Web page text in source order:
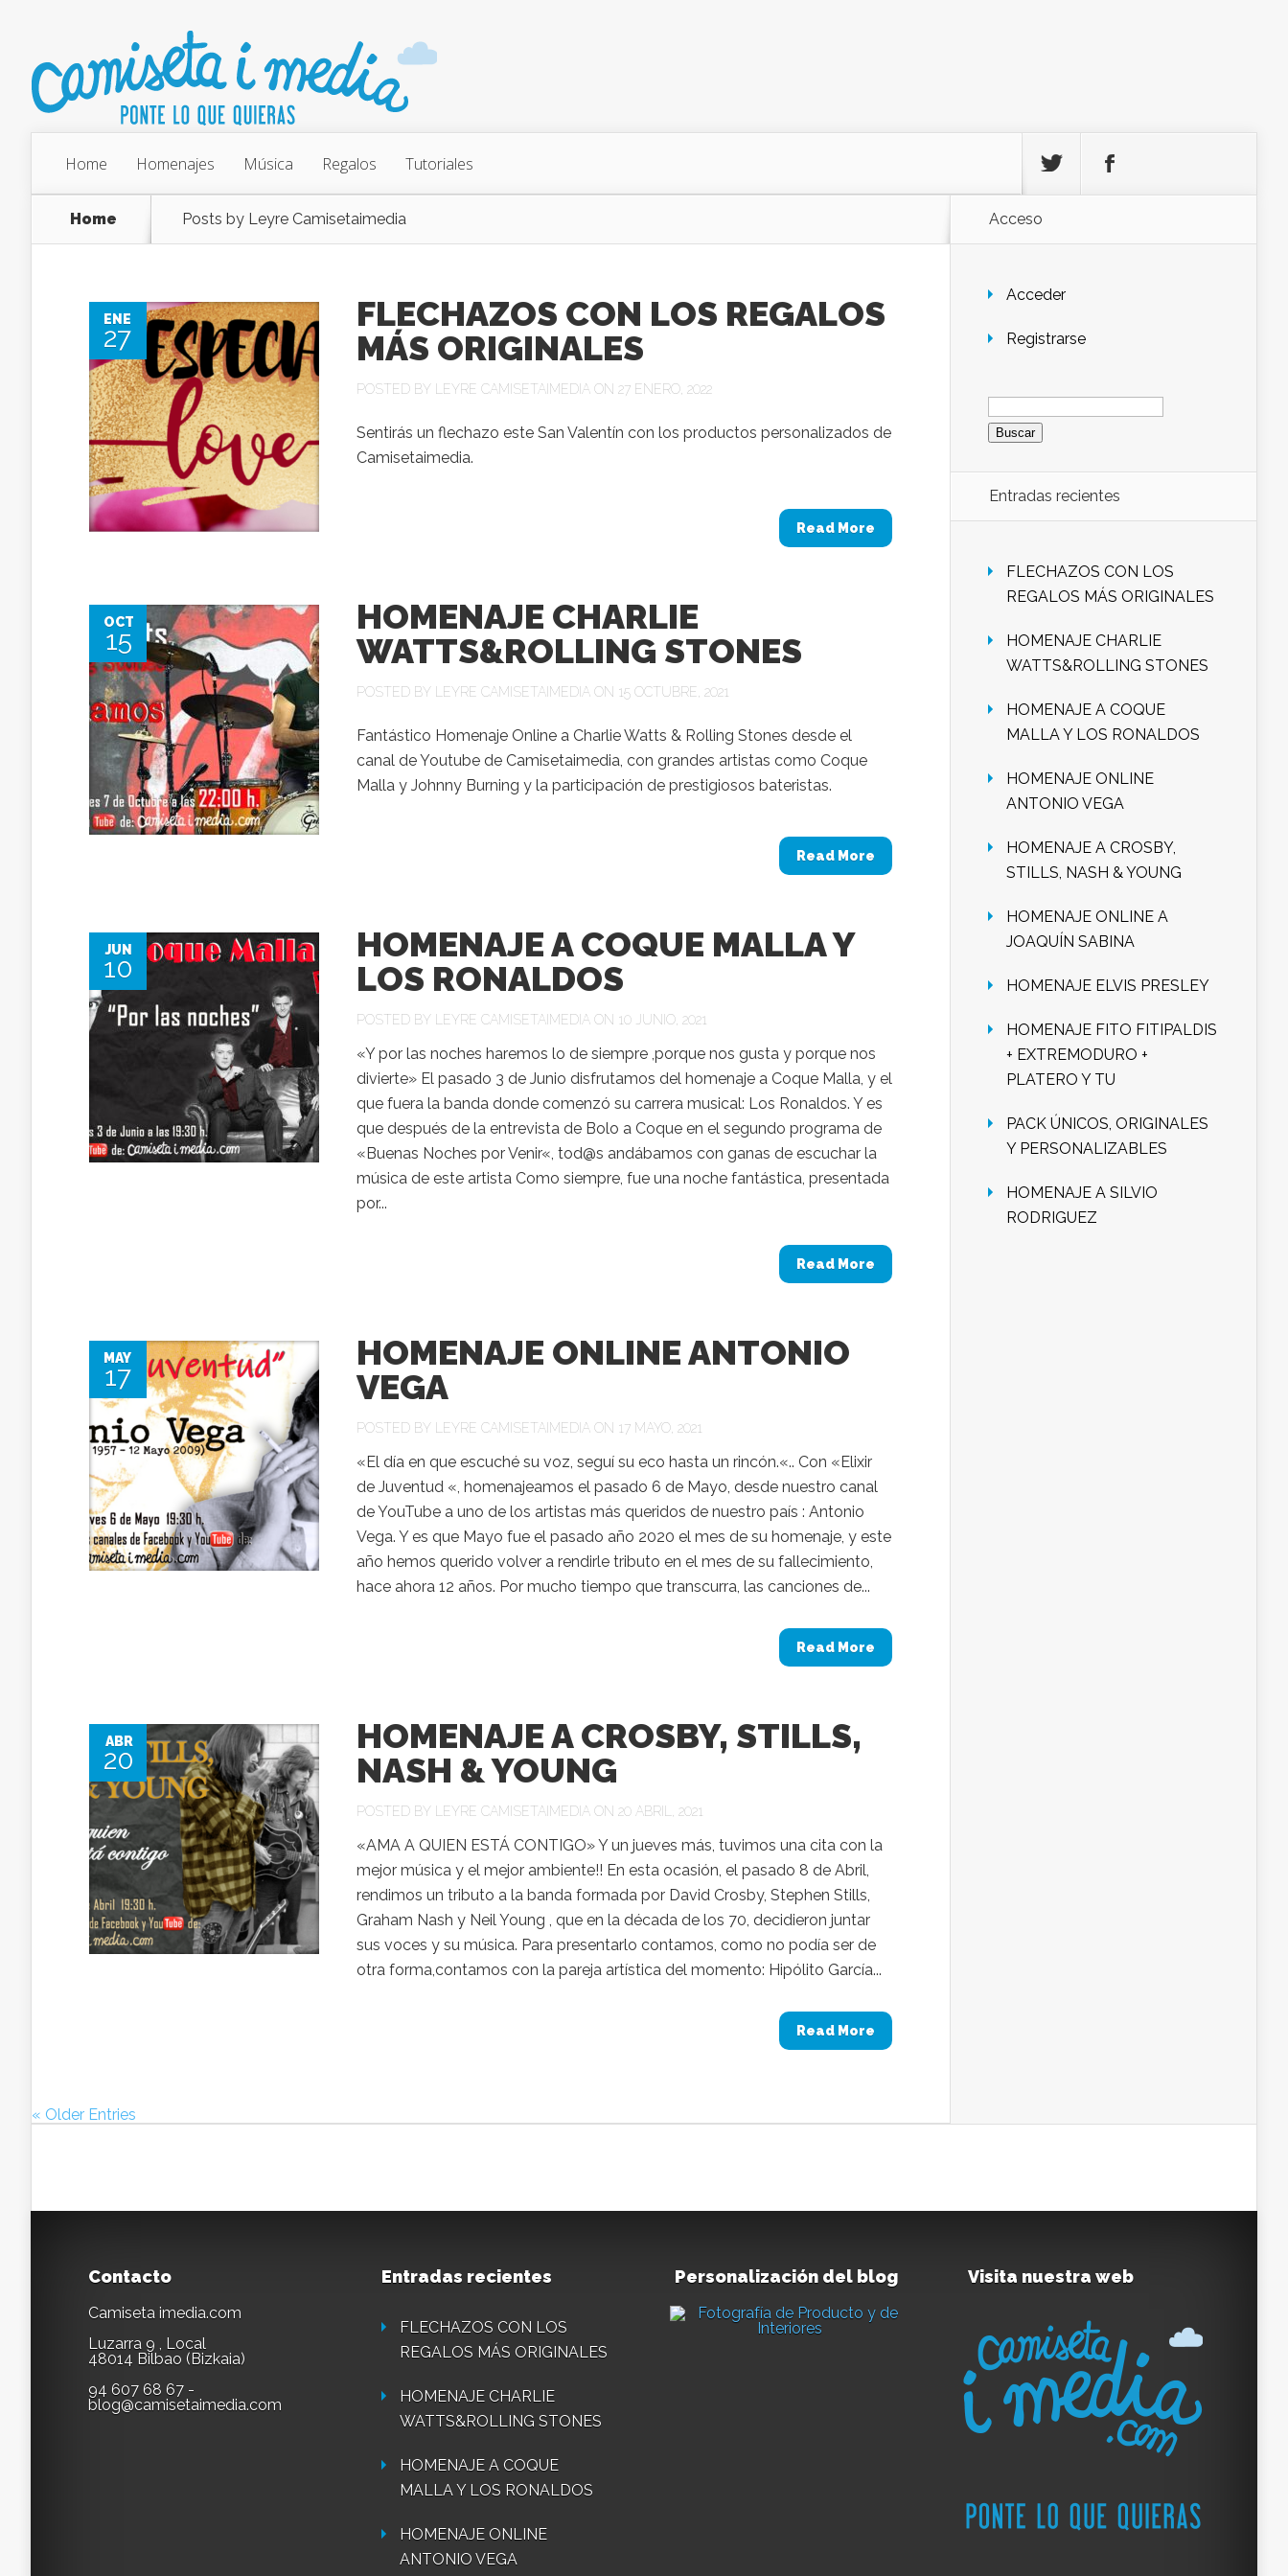
Home Homenajes Música Regalos Tutoriales
Home Posts by Leyre Camisetaimedia
ENE
27
FLECHAZOS CON LOS REGALOS
MÁS ORIGINALES
POSTED BY LEYRE CAMISETAIMEDIA ON 27 ENERO, 2022
Sentirás un flechazo este San Valentín con los productos personalizados de
Camisetaimedia.
Read More
OCT
15
HOMENAJE CHARLIE
WATTS&ROLLING STONES
POSTED BY LEYRE CAMISETAIMEDIA ON 15 OCTUBRE, 2021
Fantástico Homenaje Online a Charlie Watts & Rolling Stones desde el
canal de Youtube de Camisetaimedia, con grandes artistas como Coque
Malla y Johnny Burning y la participación de prestigiosos bateristas.
Read More
JUN
10
HOMENAJE A COQUE MALLA Y
LOS RONALDOS
POSTED BY LEYRE CAMISETAIMEDIA ON 10 JUNIO, 2021
«Y por las noches haremos lo de siempre ,porque nos gusta y porque nos
divierte» El pasado 3 de Junio disfrutamos del homenaje a Coque Malla, y el
que fuera la banda donde comenzó su carrera musical: Los Ronaldos. Y es
que después de la entrevista de Bolo a Coque en el segundo programa de
«Buenas Noches por Venir«, tod@s andábamos con ganas de escuchar la
música de este artista Como siempre, fue una noche fantástica, presentada
por...
Read More
MAY
17
HOMENAJE ONLINE ANTONIO
VEGA
POSTED BY LEYRE CAMISETAIMEDIA ON 17 MAYO, 2021
«El día en que escuché su voz, seguí su eco hasta un rincón.«.. Con «Elixir
de Juventud «, homenajeamos el pasado 6 de Mayo, desde nuestro canal
de YouTube a uno de los artistas más queridos de nuestro país : Antonio
Vega. Y es que Mayo fue el pasado año 2020 el mes de su homenaje, y este
año hemos querido volver a rendirle tributo en el mes de su fallecimiento,
hace ahora 12 años. Por mucho tiempo que transcurra, las canciones de...
Read More
ABR
20
HOMENAJE A CROSBY, STILLS,
NASH & YOUNG
POSTED BY LEYRE CAMISETAIMEDIA ON 20 ABRIL, 2021
«AMA A QUIEN ESTÁ CONTIGO» Y un jueves más, tuvimos una cita con la
mejor música y el mejor ambiente!! En esta ocasión, el pasado 8 de Abril,
rendimos un tributo a la banda formada por David Crosby, Stephen Stills,
Graham Nash y Neil Young , que en la década de los 70, decidieron juntar
sus voces y su música. Para presentarlo contamos, como no podía ser de
otra forma,contamos con la pareja artística del momento: Hipólito García...
Read More
« Older Entries
Acceso
Acceder
Registrarse
Buscar:
Entradas recientes
FLECHAZOS CON LOS
REGALOS MÁS ORIGINALES
HOMENAJE CHARLIE
WATTS&ROLLING STONES
HOMENAJE A COQUE
MALLA Y LOS RONALDOS
HOMENAJE ONLINE
ANTONIO VEGA
HOMENAJE A CROSBY,
STILLS, NASH & YOUNG
HOMENAJE ONLINE A
JOAQUÍN SABINA
HOMENAJE ELVIS PRESLEY
HOMENAJE FITO FITIPALDIS
+ EXTREMODURO +
PLATERO Y TU
PACK ÚNICOS, ORIGINALES
Y PERSONALIZABLES
HOMENAJE A SILVIO
RODRIGUEZ
Contacto
Camiseta imedia.com
Luzarra 9 , Local
48014 Bilbao (Bizkaia)
94 607 68 67 -
blog@camisetaimedia.com
Entradas recientes
FLECHAZOS CON LOS
REGALOS MÁS ORIGINALES
HOMENAJE CHARLIE
WATTS&ROLLING STONES
HOMENAJE A COQUE
MALLA Y LOS RONALDOS
HOMENAJE ONLINE
ANTONIO VEGA
Personalización del blog Visita nuestra web